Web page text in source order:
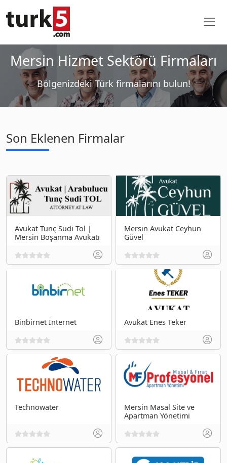
Mersin Hizmet Sektörü Firmaları
Bölgenizdeki Türk firmalarını bulun!
Son Eklenen Firmalar
Avukat Tunç Sudi Tol |
Mersin Boşanma Avukatı
Mersin Avukat Ceyhun
Güvel
Binbirnet İnternet Avukat Enes Teker
Technowater
Mersin Masal Site ve
Apartman Yönetimi